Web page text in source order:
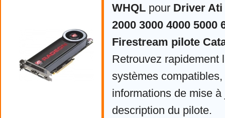
WHQL pour Driver Ati
2000 3000 4000 5000
Firestream pilote
Retrouvez rapidement
systèmes compatibles,
informations de mise à
description du pilote.